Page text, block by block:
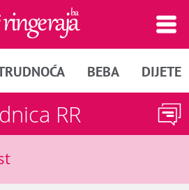
BEBA DIJETE
RR